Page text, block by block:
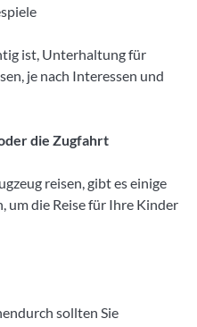
ist, Unterhaltung für
je nach Interessen und
die Zugfahrt
reisen, gibt es einige
um die Reise für Ihre Kinder
sollten Sie